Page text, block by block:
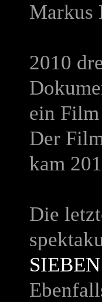
Markus
2010
ein
Der
kam
Die